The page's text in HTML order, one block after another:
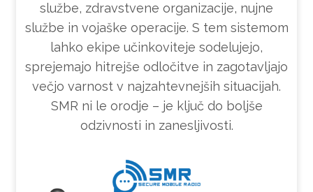
službe, zdravstvene organizacije, nujne
službe in vojaške operacije. S tem sistemom
lahko ekipe učinkoviteje sodelujejo,
sprejemajo hitrejše odločitve in zagotavljajo
večjo varnost v najzahtevnejših situacijah.
SMR ni le orodje – je ključ do boljše
odzivnosti in zanesljivosti.